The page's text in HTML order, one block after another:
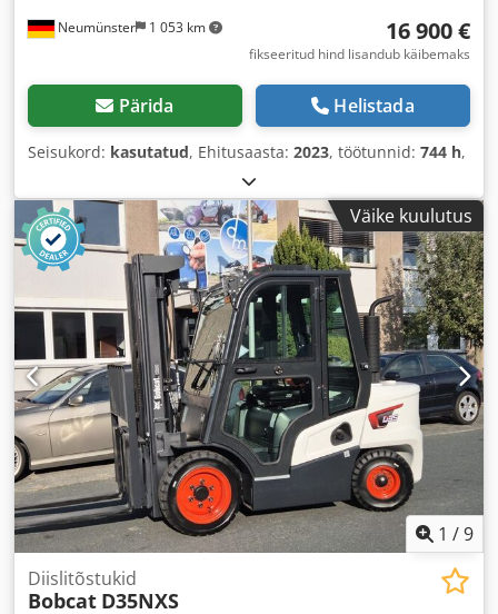
Neumünster 1 053 km 16 900 €
fikseeritud hind lisandub käibemaks
Pärida Helistada
Seisukord: kasutatud, Ehitusaasta: 2023, töötunnid: 744 h,
Väike kuulutus
1 /9
Diislitõstukid
Bobcat D35NXS